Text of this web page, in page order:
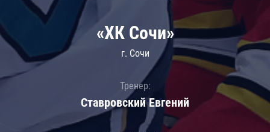
«ХК Сочи»
г. Сочи
Тренер:
Ставровский Евгений